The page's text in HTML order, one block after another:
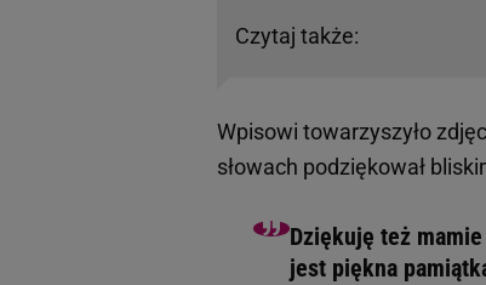
Czytaj także:
Wpisowi towarzyszyło
słowach podziękował
Dziękuję też
jest piękna